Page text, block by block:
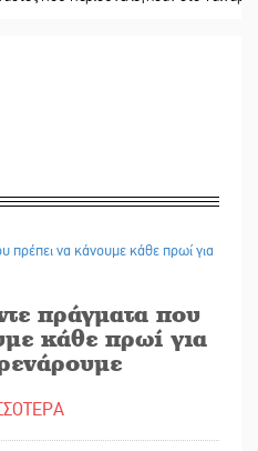
πράγματα που
κάθε πρωί για